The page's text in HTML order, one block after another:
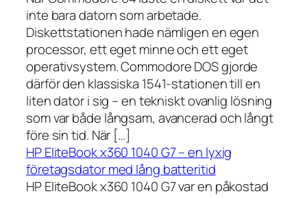
inte bara datorn som arbetade.
Diskettstationen hade nämligen en egen
processor, ett eget minne och ett eget
operativsystem. Commodore DOS gjorde
därför den klassiska 1541-stationen till en
liten dator i sig – en tekniskt ovanlig lösning
som var både långsam, avancerad och långt
före sin tid. När […]
HP EliteBook x360 1040 G7 – en lyxig
företagsdator med lång batteritid
HP EliteBook x360 1040 G7 var en påkostad